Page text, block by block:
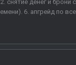
денег и брони
6. апгрейд по